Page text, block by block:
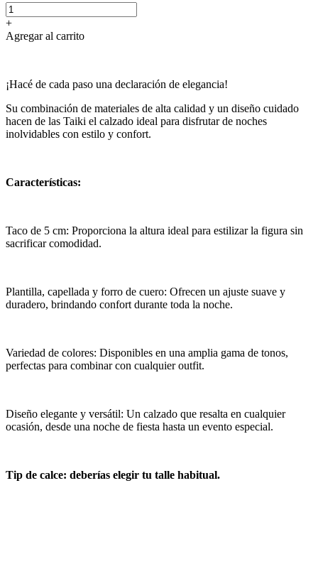
+
Agregar al carrito
¡Hacé de cada paso una declaración de elegancia!
Su combinación de materiales de alta calidad y un diseño cuidado
hacen de las Taiki el calzado ideal para disfrutar de noches
inolvidables con estilo y confort.
Características:
Taco de 5 cm: Proporciona la altura ideal para estilizar la figura sin
sacrificar comodidad.
Plantilla, capellada y forro de cuero: Ofrecen un ajuste suave y
duradero, brindando confort durante toda la noche.
Variedad de colores: Disponibles en una amplia gama de tonos,
perfectas para combinar con cualquier outfit.
Diseño elegante y versátil: Un calzado que resalta en cualquier
ocasión, desde una noche de fiesta hasta un evento especial.
Tip de calce: deberías elegir tu talle habitual.